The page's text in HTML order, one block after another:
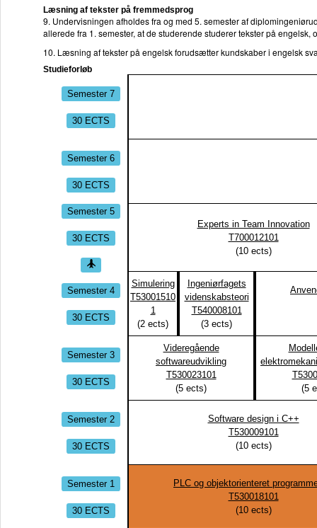
Læsning af tekster på fremmedsprog
9. Undervisningen afholdes fra og med 5. semester af
allerede fra 1. semester, at de studerende studerer tekster på
10. Læsning af tekster på engelsk forudsætter kundskaber i engelsk
Studieforløb
Semester 7
30 ECTS
Semester 6
30 ECTS
Semester 5
30 ECTS
Experts in Team Innovation
T700012101
(10ects)
Semester 4
30 ECTS
Simulering
T53001510
1
(2 ects)
Ingeniørfagets
videnskabsteori
T540008101
(3 ects)
Semester 3
30 ECTS
Videregående
softwareudvikling
T530023101
(5 ects)
(5
Semester 2
30 ECTS
Software design i C++
T530009101
(10ects)
Semester 1
30 ECTS
PLC og objektorienteret
T530018101
(10ects)